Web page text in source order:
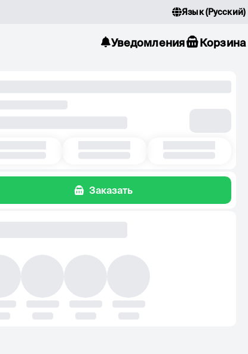
Язык(Русский)
Уведомления Корзина
Заказать